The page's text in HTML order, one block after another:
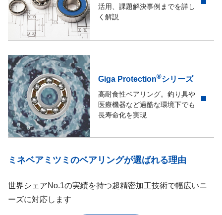
活用、課題解決事例までを詳し
く解説
Giga Protection®シリーズ
高耐食性ベアリング。釣り具や
医療機器など過酷な環境下でも
長寿命化を実現
ミネベアミツミのベアリングが選ばれる理由
世界シェアNo.1の実績を持つ超精密加工技術で幅広いニ
ーズに対応します